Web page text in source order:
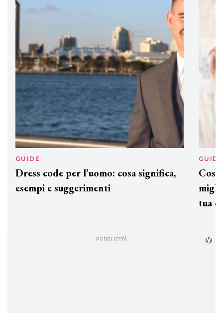
GUIDE
Dress code per l’uomo: cosa significa,
esempi e suggerimenti
GUIDE
tua